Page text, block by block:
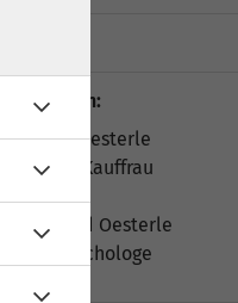
Dozent*in:
Kerstin Oesterle
Diplom-Kauffrau
Leonhard Oesterle
Dipl. Psychologe